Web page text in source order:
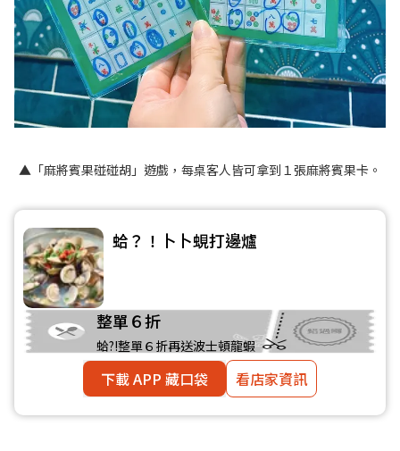
▲「麻將賓果碰碰胡」遊戲，每桌客人皆可拿到１張麻將賓果卡。
蛤？！卜卜蜆打邊爐
整單６折
蛤?!整單６折再送波士頓龍蝦
下載 APP 藏口袋 看店家資訊